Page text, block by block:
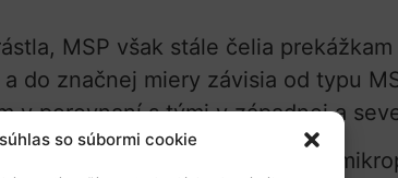
so súbormi cookie
MSP však stále čelia
do značnej miery závisia od typu
v porovnaní s tými v západnej a
bariéru. Platí to najmä pre